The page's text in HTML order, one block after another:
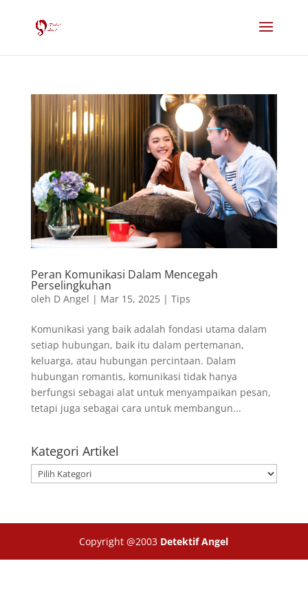
Peran Komunikasi Dalam Mencegah
Perselingkuhan
oleh D Angel | Mar 15, 2025| Tips
Komunikasi yang baik adalah fondasi utama dalam
setiap hubungan, baik itu dalam pertemanan,
keluarga, atau hubungan percintaan. Dalam
hubungan romantis, komunikasi tidak hanya
berfungsi sebagai alat untuk menyampaikan pesan,
tetapi juga sebagai cara untuk membangun...
Kategori Artikel
Kategori
Artikel
Copyright @2003 Detektif Angel